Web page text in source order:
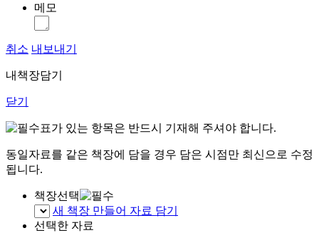
메모
취소 내보내기
내책장담기
닫기
표가 있는 항목은 반드시 기재해 주셔야 합니다.
동일자료를 같은 책장에 담을 경우 담은 시점만 최신으로 수정
됩니다.
책장선택
새 책장 만들어 자료 담기
선택한 자료